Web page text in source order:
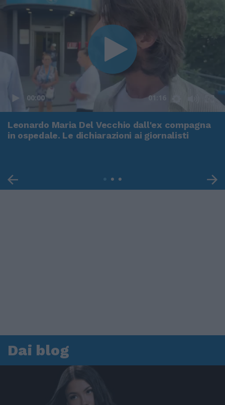
00:00 01:16
Leonardo Maria Del Vecchio dall'ex compagna
in ospedale. Le dichiarazioni ai giornalisti
Dai blog